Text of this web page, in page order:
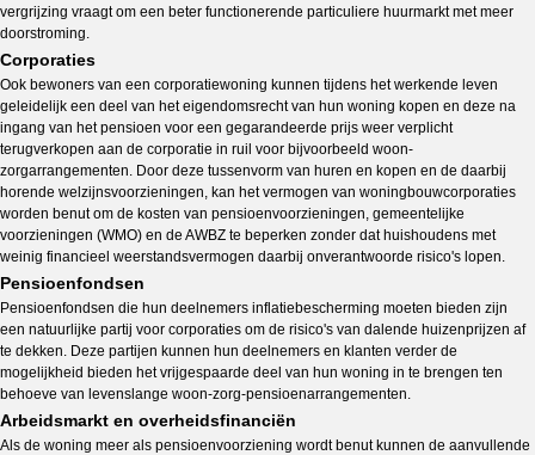
vergrijzing vraagt om een beter functionerende particuliere huurmarkt met meer
doorstroming.
Corporaties
Ook bewoners van een corporatiewoning kunnen tijdens het werkende leven
geleidelijk een deel van het eigendomsrecht van hun woning kopen en deze na
ingang van het pensioen voor een gegarandeerde prijs weer verplicht
terugverkopen aan de corporatie in ruil voor bijvoorbeeld woon-
zorgarrangementen. Door deze tussenvorm van huren en kopen en de daarbij
horende welzijnsvoorzieningen, kan het vermogen van woningbouwcorporaties
worden benut om de kosten van pensioenvoorzieningen, gemeentelijke
voorzieningen (WMO) en de AWBZ te beperken zonder dat huishoudens met
weinig financieel weerstandsvermogen daarbij onverantwoorde risico's lopen.
Pensioenfondsen
Pensioenfondsen die hun deelnemers inflatiebescherming moeten bieden zijn
een natuurlijke partij voor corporaties om de risico's van dalende huizenprijzen af
te dekken. Deze partijen kunnen hun deelnemers en klanten verder de
mogelijkheid bieden het vrijgespaarde deel van hun woning in te brengen ten
behoeve van levenslange woon-zorg-pensioenarrangementen.
Arbeidsmarkt en overheidsfinanciën
Als de woning meer als pensioenvoorziening wordt benut kunnen de aanvullende